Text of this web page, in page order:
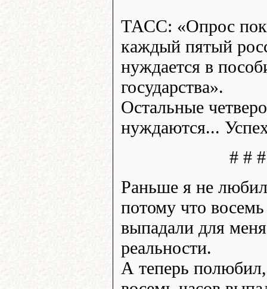
ТАСС: «Опрос
каждый пятый
нуждается в
государства».
Остальные
нуждаются...
# # #
Раньше я не
потому что восемь
выпадали для
реальности.
А теперь